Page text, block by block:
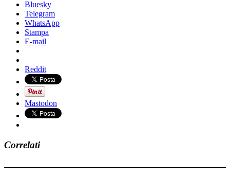
Bluesky
Telegram
WhatsApp
Stampa
E-mail
Reddit
Mastodon
Correlati